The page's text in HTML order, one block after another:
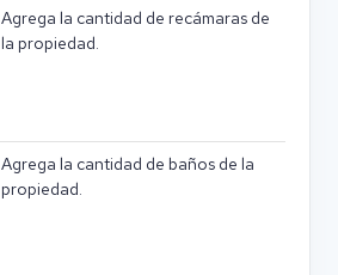
Agrega la cantidad de recámaras de
la propiedad.
Agrega la cantidad de baños de la
propiedad.